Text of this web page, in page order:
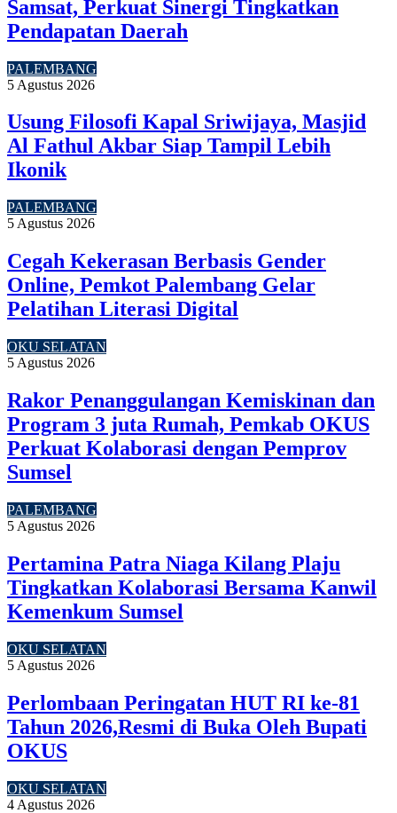
Samsat, Perkuat Sinergi Tingkatkan
Pendapatan Daerah
PALEMBANG
5 Agustus 2026
Usung Filosofi Kapal Sriwijaya, Masjid
Al Fathul Akbar Siap Tampil Lebih
Ikonik
PALEMBANG
5 Agustus 2026
Cegah Kekerasan Berbasis Gender
Online, Pemkot Palembang Gelar
Pelatihan Literasi Digital
OKU SELATAN
5 Agustus 2026
Rakor Penanggulangan Kemiskinan dan
Program 3 juta Rumah, Pemkab OKUS
Perkuat Kolaborasi dengan Pemprov
Sumsel
PALEMBANG
5 Agustus 2026
Pertamina Patra Niaga Kilang Plaju
Tingkatkan Kolaborasi Bersama Kanwil
Kemenkum Sumsel
OKU SELATAN
5 Agustus 2026
Perlombaan Peringatan HUT RI ke-81
Tahun 2026,Resmi di Buka Oleh Bupati
OKUS
OKU SELATAN
4 Agustus 2026